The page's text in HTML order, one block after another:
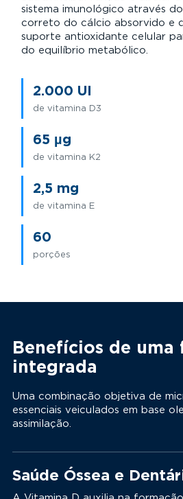
sistema imunológico através
correto do cálcio absorvido e
suporte antioxidante celular
do equilíbrio metabólico.
2.000 UI
de vitamina D3
65 µg
de vitamina K2
2,5 mg
de vitamina E
60
porções
Benefícios de uma
integrada
Uma combinação objetiva de
essenciais veiculados em base
assimilação.
Saúde Óssea e